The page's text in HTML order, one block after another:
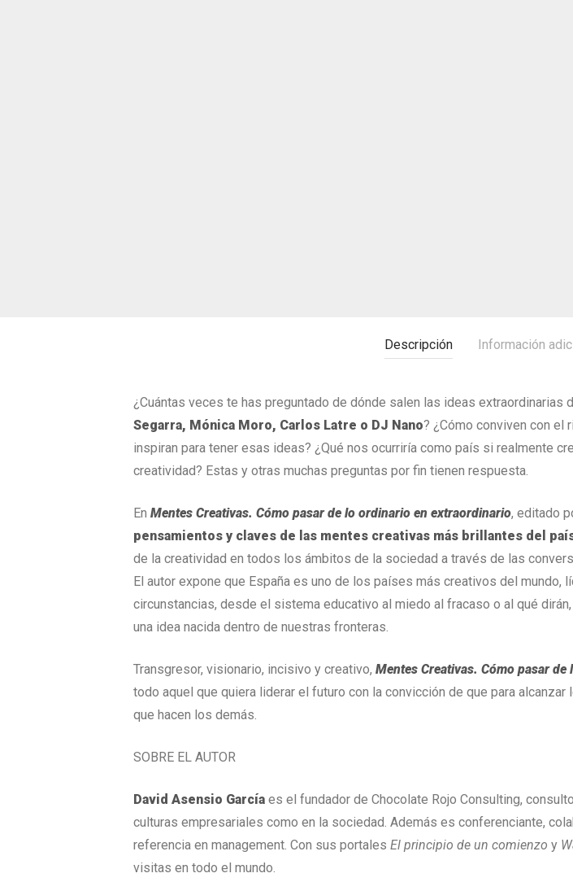
Descripción Información
¿Cuántas veces te has preguntado de dónde salen las ideas extraordinarias
Segarra, Mónica Moro, Carlos Latre o DJ Nano? ¿Cómo conviven con el
inspiran para tener esas ideas? ¿Qué nos ocurriría como país si realmente
creatividad? Estas y otras muchas preguntas por fin tienen respuesta.
En Mentes Creativas. Cómo pasar de lo ordinario en extraordinario, editado
pensamientos y claves de las mentes creativas más brillantes del
de la creatividad en todos los ámbitos de la sociedad a través de las
El autor expone que España es uno de los países más creativos del
circunstancias, desde el sistema educativo al miedo al fracaso o al qué
una idea nacida dentro de nuestras fronteras.
Transgresor, visionario, incisivo y creativo, Mentes Creativas. Cómo pasar
todo aquel que quiera liderar el futuro con la convicción de que para
que hacen los demás.
SOBRE EL AUTOR
David Asensio García es el fundador de Chocolate Rojo Consulting,
culturas empresariales como en la sociedad. Además es conferenciante,
referencia en management. Con sus portales El principio de un comienzo y
visitas en todo el mundo.